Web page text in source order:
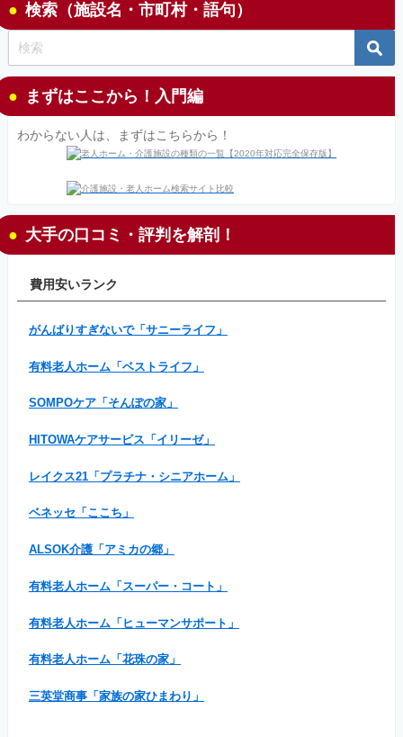
検索（施設名・市町村・語句）
まずはここから！入門編
わからない人は、まずはこちらから！
大手の口コミ・評判を解剖！
費用安いランク
がんばりすぎないで「サニーライフ」
有料老人ホーム「ベストライフ」
SOMPOケア「そんぽの家」
HITOWAケアサービス「イリーゼ」
レイクス21「プラチナ・シニアホーム」
ベネッセ「ここち」
ALSOK介護「アミカの郷」
有料老人ホーム「スーパー・コート」
有料老人ホーム「ヒューマンサポート」
有料老人ホーム「花珠の家」
三英堂商事「家族の家ひまわり」